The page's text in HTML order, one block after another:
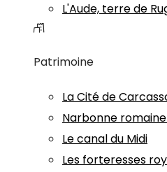
L'Aude, terre de
Patrimoine
La Cité de
Narbonne
Le canal du Midi
Les forteresses